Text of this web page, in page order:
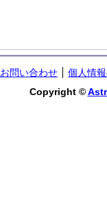
お問い合わせ
個人情
Copyright ©